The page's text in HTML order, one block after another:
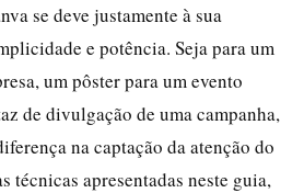
se deve justamente à sua
e potência. Seja para um
um pôster para um evento
de divulgação de uma campanha,
na captação da atenção do
técnicas apresentadas neste guia,